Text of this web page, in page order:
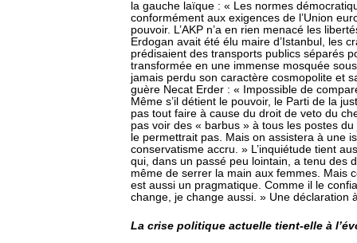
la gauche laïque : « Les normes
conformément aux exigences de l’Union
pouvoir. L’AKP n’a en rien menacé les
Erdogan avait été élu maire d’Istanbul, les
prédisaient des transports publics séparés
transformée en une immense mosquée
jamais perdu son caractère cosmopolite et
guère Necat Erder : « Impossible de
Même s’il détient le pouvoir, le Parti de la
pas tout faire à cause du droit de veto du
pas voir des « barbus » à tous les postes
le permettrait pas. Mais on assistera à une
conservatisme accru. » L’inquiétude tient
qui, dans un passé peu lointain, a tenu des
même de serrer la main aux femmes. Mais
est aussi un pragmatique. Comme il le
change, je change aussi. » Une déclaration
La crise politique actuelle tient-elle à